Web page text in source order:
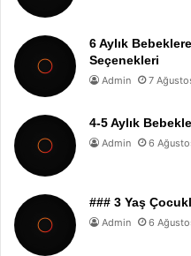
6 Aylık
Seçenekleri
Admin 7
4-5 Aylık
Admin 6
### 3 Yaş
Admin 6